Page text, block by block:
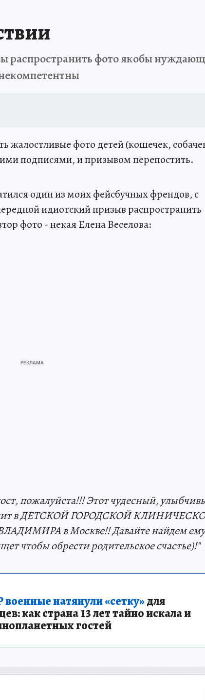
распространить фото якобы
жалостливые фото детей (кошечек,
подписями, и призывом перепостить.
один из моих фейсбучных френдов, с
идиотский призыв распространить
фото - некая Елена Веселова:
пожалуйста!!! Этот чудесный,
в ДЕТСКОЙ ГОРОДСКОЙ
в Москве!! Давайте найдем ему
чтобы обрести родительское счастье)!"
натянули «сетку»для
как страна 13 лет тайно искала и
гостей